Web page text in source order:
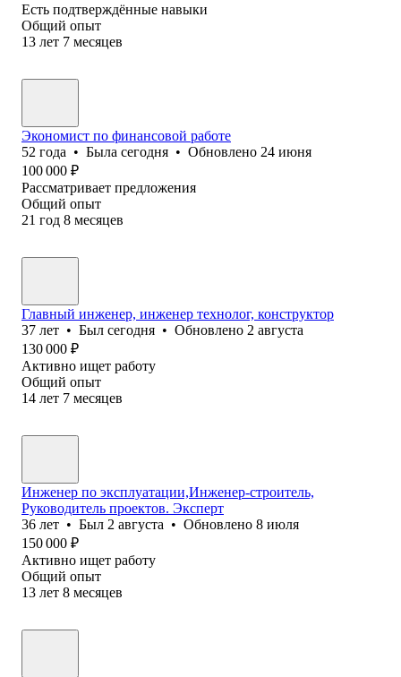
Есть подтверждённые навыки
Общий опыт
13 лет 7 месяцев
Экономист по финансовой работе
52 года • Была сегодня • Обновлено 24 июня
100 000 ₽
Рассматривает предложения
Общий опыт
21 год 8 месяцев
Главный инженер, инженер технолог, конструктор
37 лет • Был сегодня • Обновлено 2 августа
130 000 ₽
Активно ищет работу
Общий опыт
14 лет 7 месяцев
Инженер по эксплуатации,Инженер-строитель,
Руководитель проектов. Эксперт
36 лет • Был 2 августа • Обновлено 8 июля
150 000 ₽
Активно ищет работу
Общий опыт
13 лет 8 месяцев